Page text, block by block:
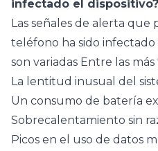
infectado el dispositivo?
Las señales de alerta que
teléfono ha sido infectado
son variadas Entre las
La lentitud inusual del
Un consumo de batería
Sobrecalentamiento sin
Picos en el uso de datos